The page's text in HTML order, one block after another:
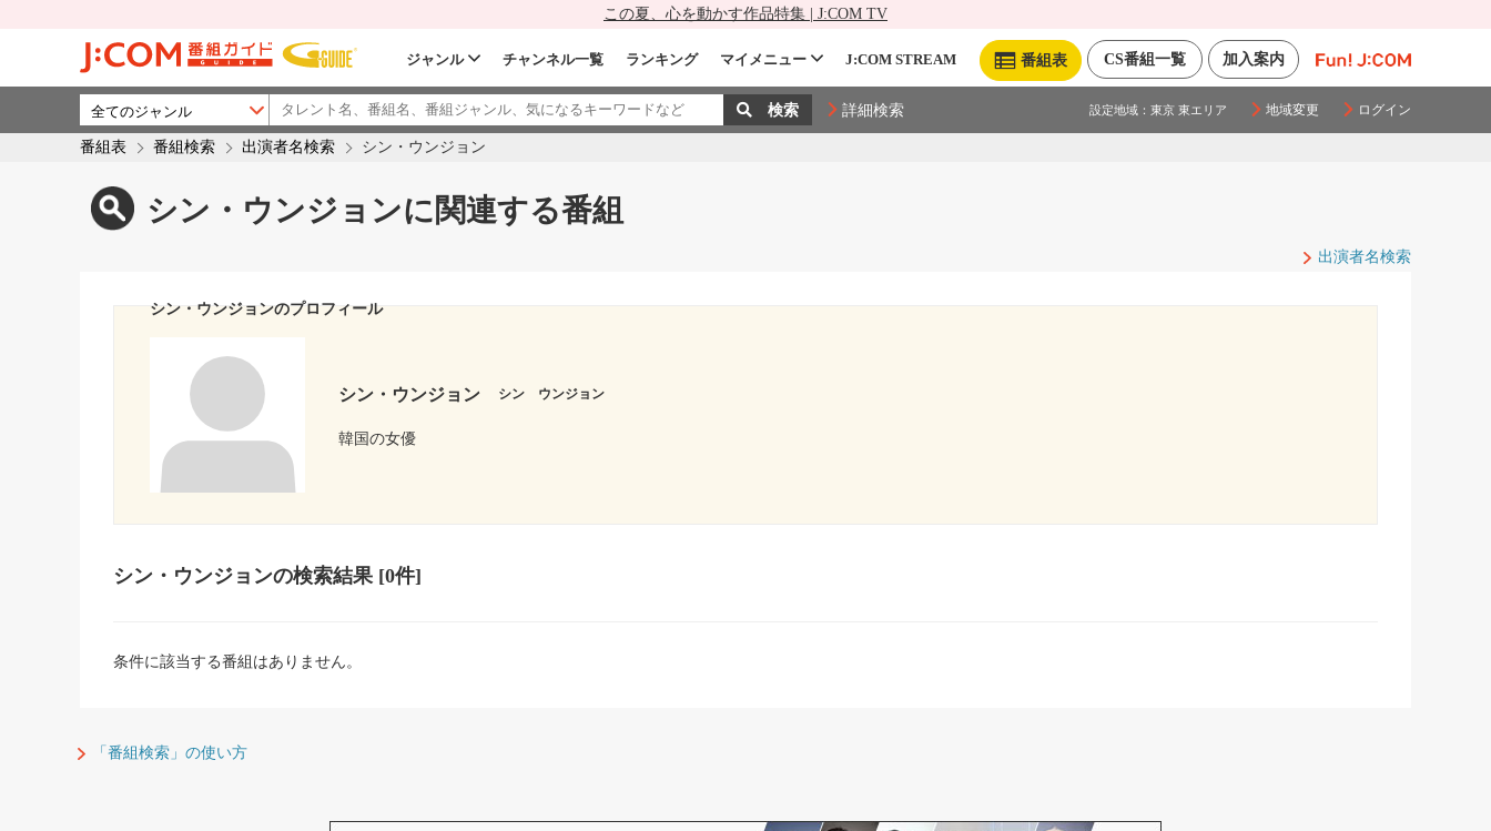
この夏、心を動かす作品特集 | J:COM TV
加入案内
CS番組一覧
番組表
ジャンル チャンネル一覧 ランキング マイメニュー J:COM STREAM
詳細検索 設定地域： 東京 東エリア 地域変更 ログイン
番組表 番組検索 出演者名検索 シン・ウンジョン
シン・ウンジョンに関連する番組
出演者名検索
シン・ウンジョンのプロフィール
シン・ウンジョン シン ウンジョン
韓国の女優
シン・ウンジョンの検索結果[0件]
条件に該当する番組はありません。
「番組検索」の使い方